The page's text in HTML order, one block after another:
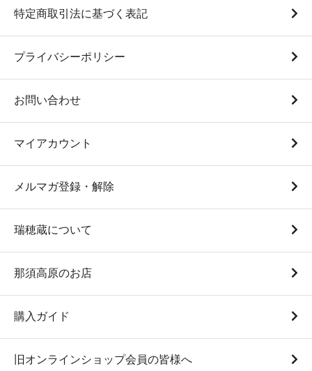
白米5Kg袋（瑞穂蔵特選米
4,750円(税込)
白米1Kg袋（”与一” 令和7
特定商取引法に基づく表記
プライバシーポリシー
お問い合わせ
マイアカウント
メルマガ登録・解除
瑞穂蔵について
那須高原のお店
購入ガイド
旧オンラインショップ会員の皆様へ